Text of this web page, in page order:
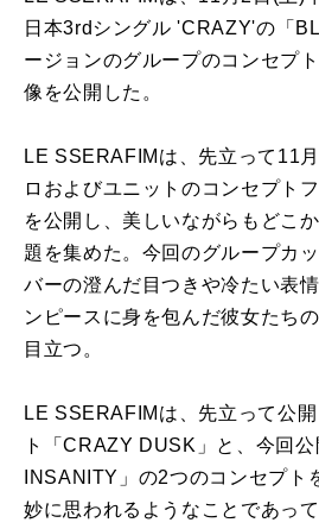
日本3rdシングル 'CRAZY'の「
ージョンのグループのコンセプ
像を公開した。
LE SSERAFIMは、先立って11
ロおよびユニットのコンセプト
を公開し、美しいながらもどこ
題を集めた。今回のグループカ
バーの澄んだ目つきや冷たい表
ンピースに身を包んだ彼女たち
目立つ。
LE SSERAFIMは、先立って公
ト「CRAZY DUSK」と、今回
INSANITY」の2つのコンセプト
妙に思われるようなことであっ